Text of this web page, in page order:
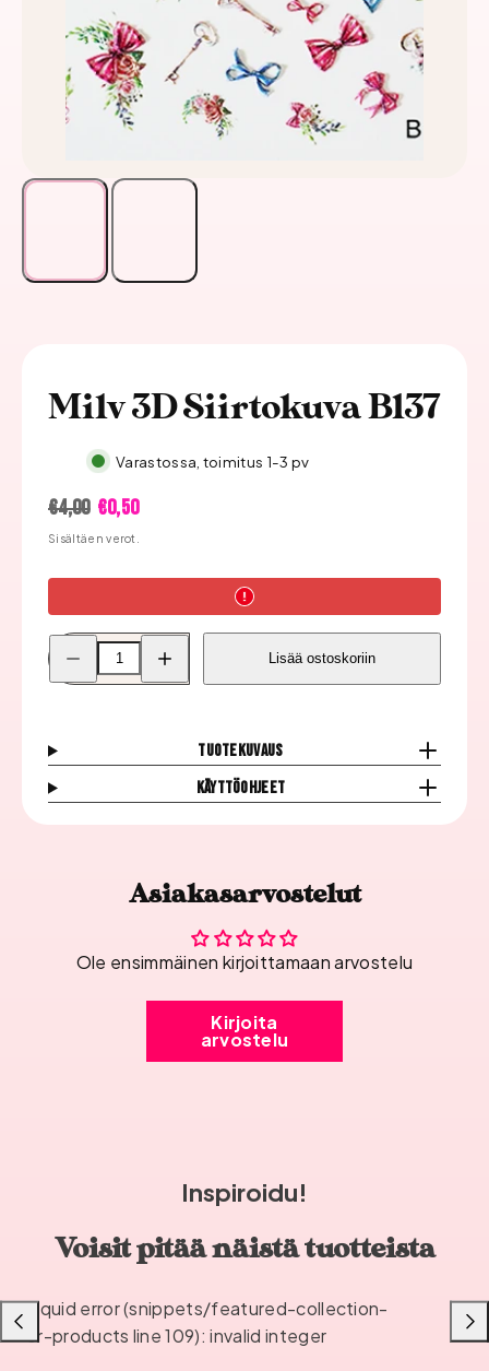
Milv 3D Siirtokuva B137
Varastossa, toimitus 1-3 pv
Hinta
€4,00
Alennushinta
€0,50
Sisältäen verot.
Pienennä
Milv
Milv
Lisää ostoskoriin
Tuotekuvaus
Käyttöohjeet
Asiakasarvostelut
Ole ensimmäinen kirjoittamaan arvostelu
Kirjoita
arvostelu
Inspiroidu!
Voisit pitää näistä tuotteista
Liquid error (snippets/featured-collection-
or-products line 109): invalid integer
Liu'uta
vasemmalle